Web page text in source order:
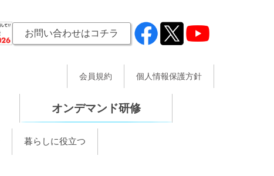
お問い合わせはコチラ
会員規約 個人情報保護方針
オンデマンド研修
暮らしに役立つ